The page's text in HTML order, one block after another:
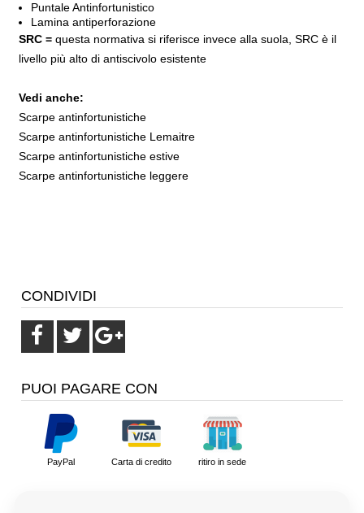
Puntale Antinfortunistico
Lamina antiperforazione
SRC =questa normativa si riferisce invece alla suola, SRC è il
livello più alto di antiscivolo esistente
Vedi anche:
Scarpe antinfortunistiche
Scarpe antinfortunistiche Lemaitre
Scarpe antinfortunistiche estive
Scarpe antinfortunistiche leggere
CONDIVIDI
PUOI PAGARE CON
PayPal Carta di credito ritiro in sede